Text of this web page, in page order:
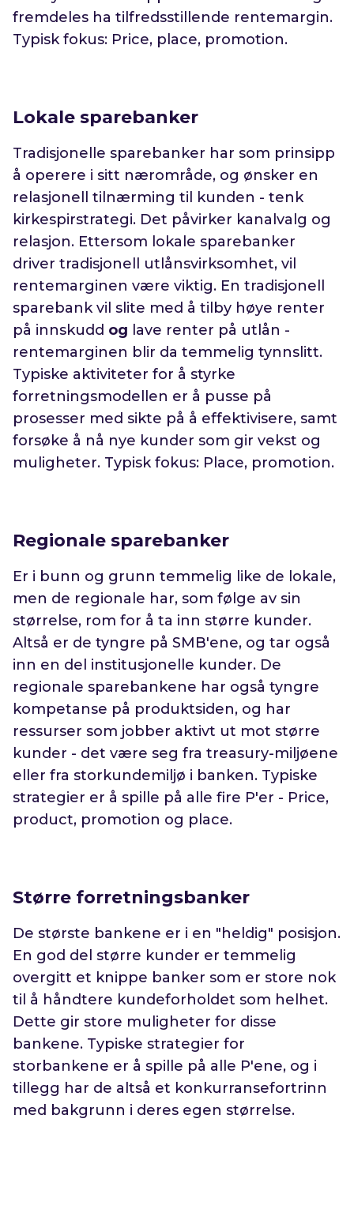
fremdeles ha tilfredsstillende rentemargin.
Typisk fokus: Price, place, promotion.
Lokale sparebanker
Tradisjonelle sparebanker har som prinsipp
å operere i sitt nærområde, og ønsker en
relasjonell tilnærming til kunden - tenk
kirkespirstrategi. Det påvirker kanalvalg og
relasjon. Ettersom lokale sparebanker
driver tradisjonell utlånsvirksomhet, vil
rentemarginen være viktig. En tradisjonell
sparebank vil slite med å tilby høye renter
på innskudd og lave renter på utlån -
rentemarginen blir da temmelig tynnslitt.
Typiske aktiviteter for å styrke
forretningsmodellen er å pusse på
prosesser med sikte på å effektivisere, samt
forsøke å nå nye kunder som gir vekst og
muligheter. Typisk fokus: Place, promotion.
Regionale sparebanker
Er i bunn og grunn temmelig like de lokale,
men de regionale har, som følge av sin
størrelse, rom for å ta inn større kunder.
Altså er de tyngre på SMB'ene, og tar også
inn en del institusjonelle kunder. De
regionale sparebankene har også tyngre
kompetanse på produktsiden, og har
ressurser som jobber aktivt ut mot større
kunder - det være seg fra treasury-miljøene
eller fra storkundemiljø i banken. Typiske
strategier er å spille på alle fire P'er - Price,
product, promotion og place.
Større forretningsbanker
De største bankene er i en "heldig" posisjon.
En god del større kunder er temmelig
overgitt et knippe banker som er store nok
til å håndtere kundeforholdet som helhet.
Dette gir store muligheter for disse
bankene. Typiske strategier for
storbankene er å spille på alle P'ene, og i
tillegg har de altså et konkurransefortrinn
med bakgrunn i deres egen størrelse.